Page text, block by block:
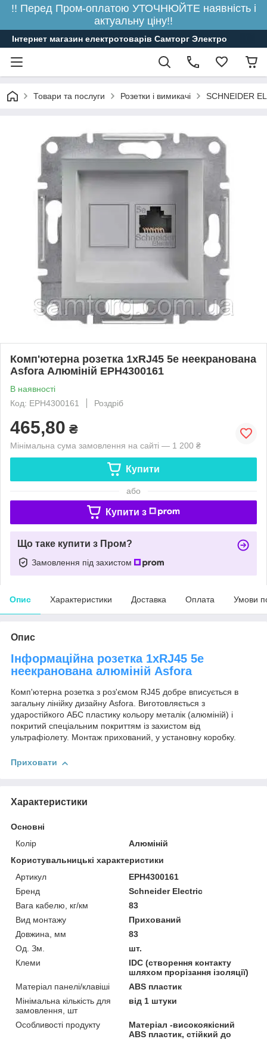
!! Перед Пром-оплатою УТОЧНЮЙТЕ наявність і
актуальну ціну!!
Інтернет магазин електротоварів Самторг Электро
Товари та послуги Розетки і вимикачі SCHNEIDER
Комп'ютерна розетка 1xRJ45 5e неекранована
Asfora Алюміній EPH4300161
В наявності
Код: EPH4300161
Роздріб
465,80 ₴
Мінімальна сума замовлення на сайті — 1 200 ₴
Купити
або
Купити з
Що таке купити з Пром?
Замовлення під захистом
Опис Характеристики Доставка Оплата Умови
Опис
Інформаційна розетка 1xRJ45 5e
неекранована алюміній Asfora
Комп'ютерна розетка з роз'ємом RJ45 добре вписується в
загальну лінійку дизайну Asfora. Виготовляється з
ударостійкого АБС пластику кольору металік (алюміній) і
покритий спеціальним покриттям із захистом від
ультрафіолету. Монтаж прихований, у установну коробку.
Приховати
Характеристики
Основні
Колір
Алюміній
Користувальницькі характеристики
Артикул
EPH4300161
Бренд
Schneider Electric
Вага кабелю, кг/км
83
Вид монтажу
Прихований
Довжина, мм
83
Од. Зм.
шт.
Клеми
IDC (створення контакту
шляхом прорізання ізоляції)
Матеріал панелі/клавіші
ABS пластик
Мінімальна кількість для
замовлення, шт
від 1 штуки
Особливості продукту
Матеріал -високоякісний
ABS пластик, стійкий до